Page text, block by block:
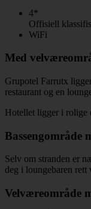
4*
Offisiell
WiFi
Med
Grupotel Farrutx
restaurant og en
Hotellet ligger i rolige
Bassengområde
Selv om stranden er
deg i loungebaren
Velværeområde